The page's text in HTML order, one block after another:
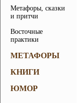
Метафоры, сказки
и притчи
Восточные
практики
МЕТАФОРЫ
КНИГИ
ЮМОР